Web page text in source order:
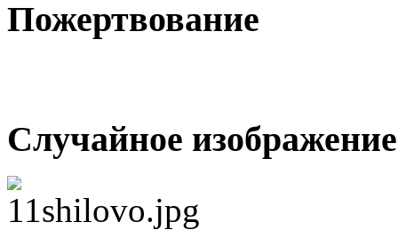
Пожертвование
Случайное изображение